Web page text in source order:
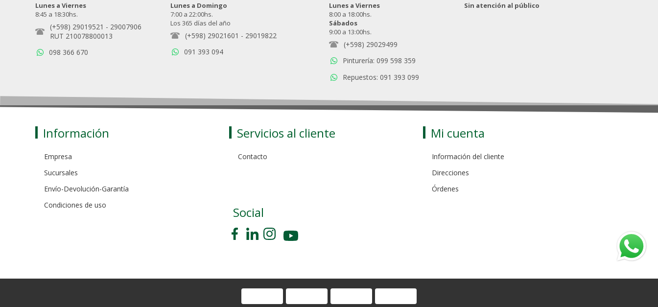
Lunes a Viernes
8:45 a 18:30hs.
(+598) 29019521 - 29007906
RUT 210078800013
098 366 670
Lunes a Domingo
7:00 a 22:00hs.
Los 365 días del año
(+598) 29021601 - 29019822
091 393 094
Lunes a Viernes
8:00 a 18:00hs.
Sábados
9:00 a 13:00hs.
(+598) 29029499
Pinturería: 099 598 359
Repuestos: 091 393 099
Sin atención al público
Información
Empresa
Sucursales
Envío-Devolución-Garantía
Condiciones de uso
Servicios al cliente
Contacto
Mi cuenta
Información del cliente
Direcciones
Órdenes
Social